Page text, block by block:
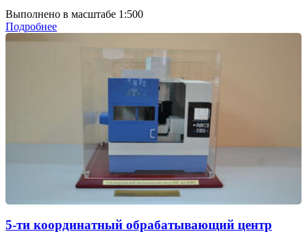
Выполнено в масштабе 1:500
Подробнее
5-ти координатный обрабатывающий центр